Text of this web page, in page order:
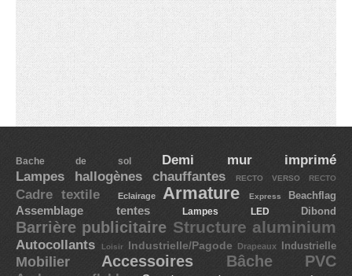
Bache de sol Demi mur imprimé
Lampes hallogènes chauffantes RECTO VERSO RECTO
Cadre textile Eclairage Armature Express Beachflag
Assemblage tentes Lampes LED Dibond
Barrière publicitaire Structure aluminium
Autocollants Loisir Industrielle/Pagode Drapeaux Industrielle
MobilierAccessoires Bâche PVC